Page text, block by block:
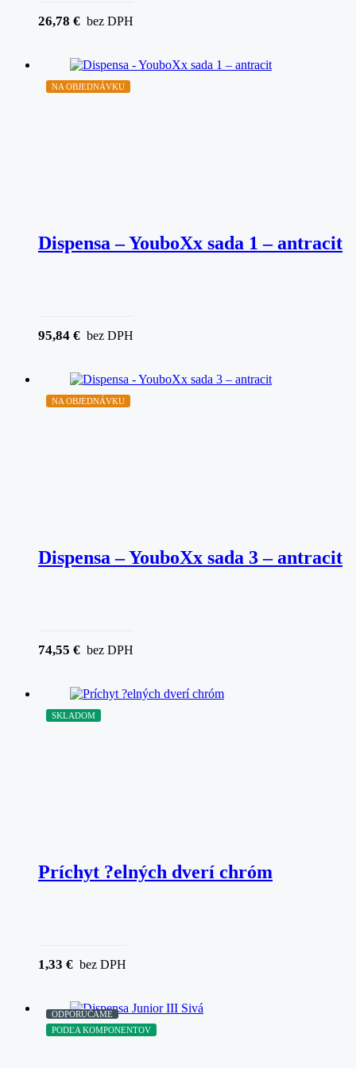
26,78 € bez DPH
NA OBJEDNÁVKU
Dispensa – YouboXx sada 1 – antracit
95,84 € bez DPH
NA OBJEDNÁVKU
Dispensa – YouboXx sada 3 – antracit
74,55 € bez DPH
SKLADOM
Príchyt ?elných dverí chróm
1,33 € bez DPH
PODĽA KOMPONENTOV
ODPORÚČAME